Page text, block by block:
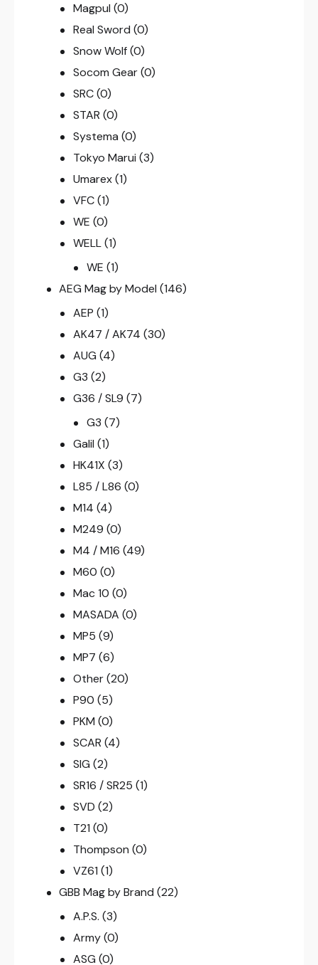
Magpul (0)
Real Sword (0)
Snow Wolf (0)
Socom Gear (0)
SRC (0)
STAR (0)
Systema (0)
Tokyo Marui (3)
Umarex (1)
VFC (1)
WE (0)
WELL (1)
WE (1)
AEG Mag by Model (146)
AEP (1)
AK47 / AK74 (30)
AUG (4)
G3 (2)
G36 / SL9 (7)
G3 (7)
Galil (1)
HK41X (3)
L85 / L86 (0)
M14 (4)
M249 (0)
M4 / M16 (49)
M60 (0)
Mac 10 (0)
MASADA (0)
MP5 (9)
MP7 (6)
Other (20)
P90 (5)
PKM (0)
SCAR (4)
SIG (2)
SR16 / SR25 (1)
SVD (2)
T21 (0)
Thompson (0)
VZ61 (1)
GBB Mag by Brand (22)
A.P.S. (3)
Army (0)
ASG (0)